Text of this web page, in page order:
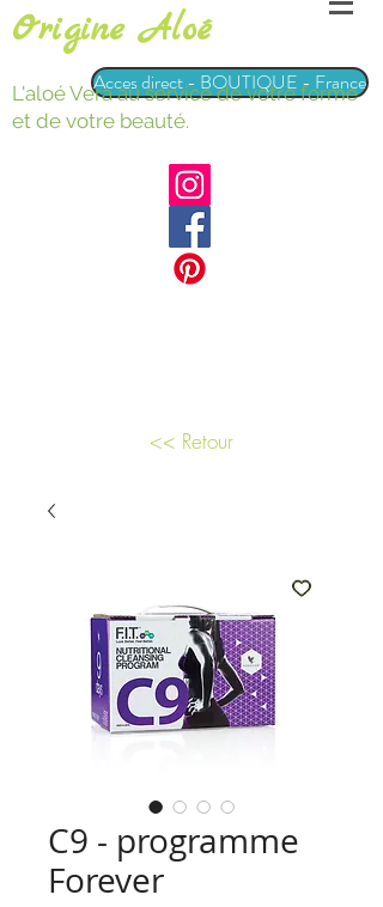
Acces direct - BOUTIQUE - France
Origine Aloé
L'aloé Vera au service de votre forme
et de votre beauté.
<< Retour
C9 - programme
Forever